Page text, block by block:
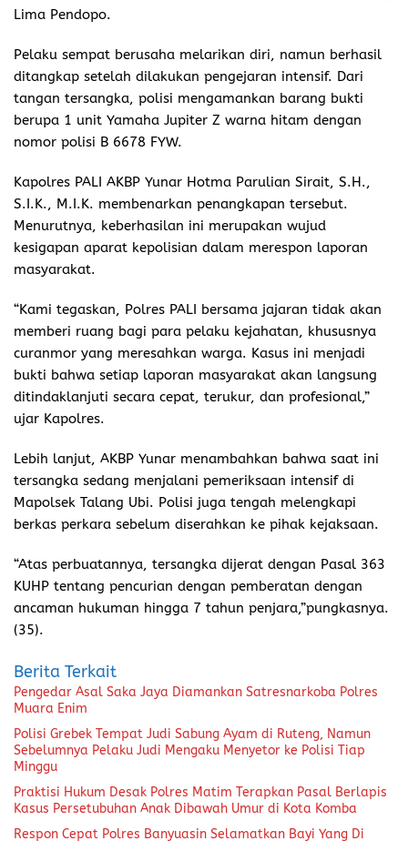
Lima Pendopo.
Pelaku sempat berusaha melarikan diri, namun berhasil
ditangkap setelah dilakukan pengejaran intensif. Dari
tangan tersangka, polisi mengamankan barang bukti
berupa 1 unit Yamaha Jupiter Z warna hitam dengan
nomor polisi B 6678 FYW.
Kapolres PALI AKBP Yunar Hotma Parulian Sirait, S.H.,
S.I.K., M.I.K. membenarkan penangkapan tersebut.
Menurutnya, keberhasilan ini merupakan wujud
kesigapan aparat kepolisian dalam merespon laporan
masyarakat.
“Kami tegaskan, Polres PALI bersama jajaran tidak akan
memberi ruang bagi para pelaku kejahatan, khususnya
curanmor yang meresahkan warga. Kasus ini menjadi
bukti bahwa setiap laporan masyarakat akan langsung
ditindaklanjuti secara cepat, terukur, dan profesional,”
ujar Kapolres.
Lebih lanjut, AKBP Yunar menambahkan bahwa saat ini
tersangka sedang menjalani pemeriksaan intensif di
Mapolsek Talang Ubi. Polisi juga tengah melengkapi
berkas perkara sebelum diserahkan ke pihak kejaksaan.
“Atas perbuatannya, tersangka dijerat dengan Pasal 363
KUHP tentang pencurian dengan pemberatan dengan
ancaman hukuman hingga 7 tahun penjara,”pungkasnya.
(35).
Berita Terkait
Pengedar Asal Saka Jaya Diamankan Satresnarkoba Polres
Muara Enim
Polisi Grebek Tempat Judi Sabung Ayam di Ruteng, Namun
Sebelumnya Pelaku Judi Mengaku Menyetor ke Polisi Tiap
Minggu
Praktisi Hukum Desak Polres Matim Terapkan Pasal Berlapis
Kasus Persetubuhan Anak Dibawah Umur di Kota Komba
Respon Cepat Polres Banyuasin Selamatkan Bayi Yang Di